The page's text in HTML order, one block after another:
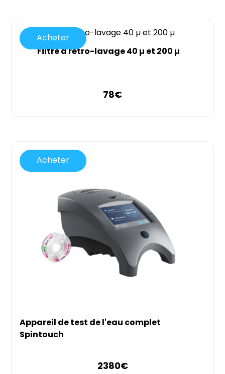
Filtre à rétro-lavage 40 µ et 200 µ
78€
Acheter
Appareil de test de l'eau complet
Spintouch
2380€
Acheter